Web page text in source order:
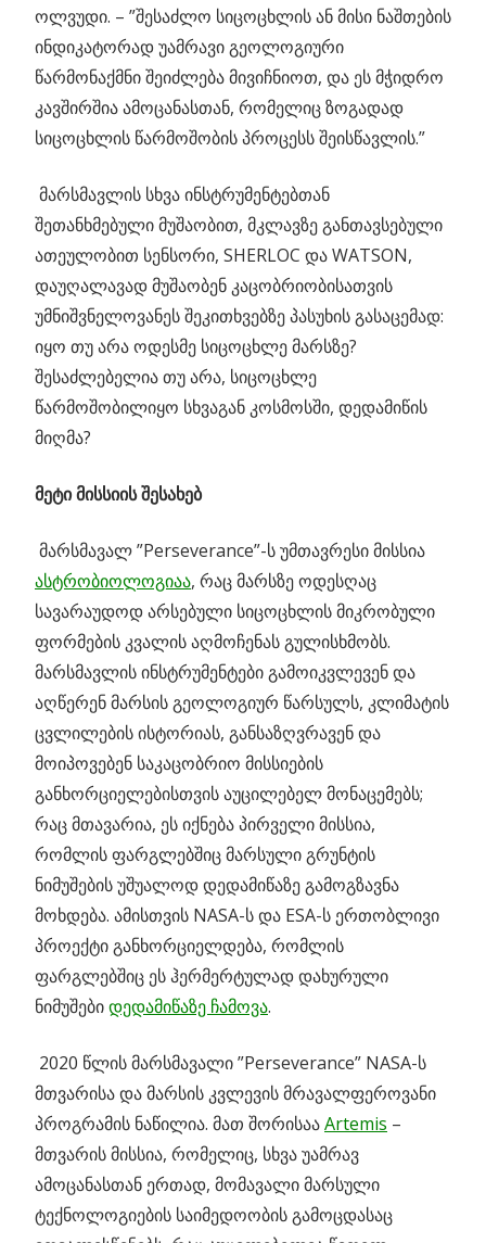
ოლვუდი. – ”შესაძლო სიცოცხლის ან მისი ნაშთების
ინდიკატორად უამრავი გეოლოგიური
წარმონაქმნი შეიძლება მივიჩნიოთ, და ეს მჭიდრო
კავშირშია ამოცანასთან, რომელიც ზოგადად
სიცოცხლის წარმოშობის პროცესს შეისწავლის.”
მარსმავლის სხვა ინსტრუმენტებთან
შეთანხმებული მუშაობით, მკლავზე განთავსებული
ათეულობით სენსორი, SHERLOC და WATSON,
დაუღალავად მუშაობენ კაცობრიობისათვის
უმნიშვნელოვანეს შეკითხვებზე პასუხის გასაცემად:
იყო თუ არა ოდესმე სიცოცხლე მარსზე?
შესაძლებელია თუ არა, სიცოცხლე
წარმოშობილიყო სხვაგან კოსმოსში, დედამიწის
მიღმა?
მეტი მისსიის შესახებ
მარსმავალ ”Perseverance”-ს უმთავრესი მისსია
ასტრობიოლოგიაა, რაც მარსზე ოდესღაც
სავარაუდოდ არსებული სიცოცხლის მიკრობული
ფორმების კვალის აღმოჩენას გულისხმობს.
მარსმავლის ინსტრუმენტები გამოიკვლევენ და
აღწერენ მარსის გეოლოგიურ წარსულს, კლიმატის
ცვლილების ისტორიას, განსაზღვრავენ და
მოიპოვებენ საკაცობრიო მისსიების
განხორციელებისთვის აუცილებელ მონაცემებს;
რაც მთავარია, ეს იქნება პირველი მისსია,
რომლის ფარგლებშიც მარსული გრუნტის
ნიმუშების უშუალოდ დედამიწაზე გამოგზავნა
მოხდება. ამისთვის NASA-ს და ESA-ს ერთობლივი
პროექტი განხორციელდება, რომლის
ფარგლებშიც ეს ჰერმერტულად დახურული
ნიმუშებიდედამიწაზე ჩამოვა.
2020 წლის მარსმავალი ”Perseverance” NASA-ს
მთვარისა და მარსის კვლევის მრავალფეროვანი
პროგრამის ნაწილია. მათ შორისააArtemis –
მთვარის მისსია, რომელიც, სხვა უამრავ
ამოცანასთან ერთად, მომავალი მარსული
ტექნოლოგიების საიმედოობის გამოცდასაც